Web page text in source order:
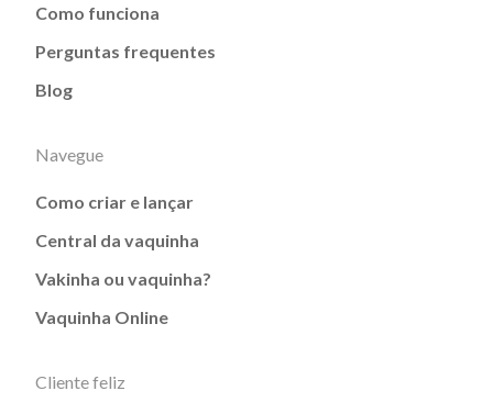
Como funciona
Perguntas frequentes
Blog
Navegue
Como criar e lançar
Central da vaquinha
Vakinha ou vaquinha?
Vaquinha Online
Cliente feliz